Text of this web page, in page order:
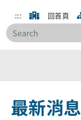
::: 回首頁
最新消息